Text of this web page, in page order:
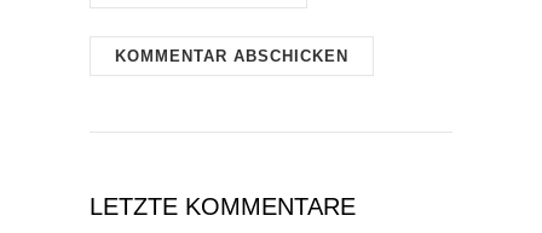
LETZTE KOMMENTARE